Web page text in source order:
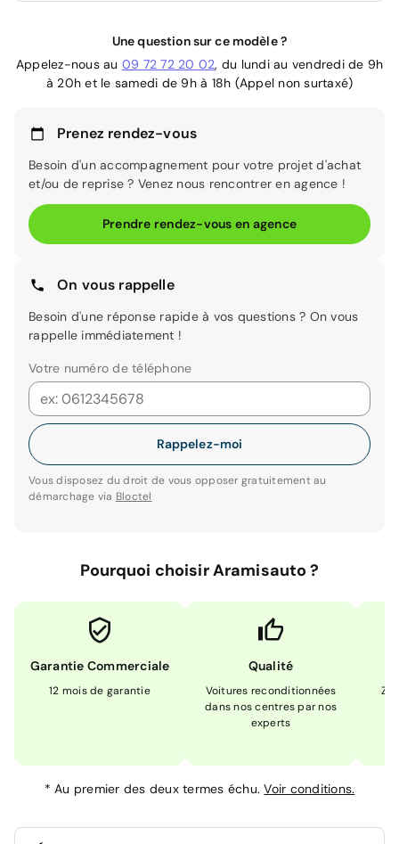
Une question sur ce modèle ?
Appelez-nous au 09 72 72 20 02, du lundi au vendredi de 9h
à 20h et le samedi de 9h à 18h (Appel non surtaxé)
Prenez rendez-vous
Besoin d'un accompagnement pour votre projet d'achat
et/ou de reprise ? Venez nous rencontrer en agence !
Prendre rendez-vous en agence
On vous rappelle
Besoin d'une réponse rapide à vos questions ? On vous
rappelle immédiatement !
Votre numéro de téléphone
Rappelez-moi
Vous disposez du droit de vous opposer gratuitement au
démarchage via Bloctel
Pourquoi choisir Aramisauto ?
Garantie Commerciale
12 mois de garantie
Qualité
Voitures reconditionnées
dans nos centres par nos
experts
*Au premier des deux termes échu.Voir conditions.